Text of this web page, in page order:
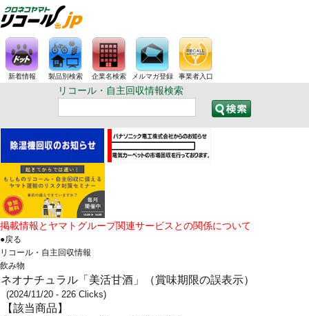
新着情報 製品別検索 企業名検索 メルマガ登録 事業者入口
リコール・自主回収情報検索
掲載情報とヤマトグループ関連サービスとの関係について
●戻る
リコール・自主回収情報
飲み物
ネオナチュラル「美活甘酒」（賞味期限の誤表示）
(2024/11/20 - 226 Clicks)
【該当商品】